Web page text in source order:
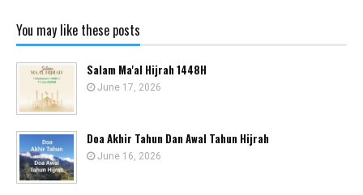
You may like these posts
Salam Ma'al Hijrah 1448H
June 17, 2026
Doa Akhir Tahun Dan Awal Tahun Hijrah
June 16, 2026